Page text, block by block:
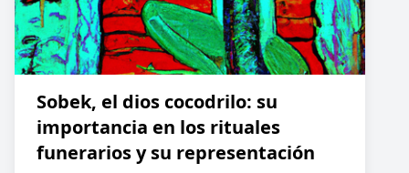
Sobek, el dios cocodrilo: su
importancia en los rituales
funerarios y su representación